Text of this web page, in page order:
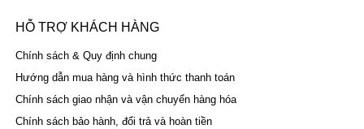
HỖ TRỢ KHÁCH HÀNG
Chính sách & Quy định chung
Hướng dẫn mua hàng và hình thức thanh toán
Chính sách giao nhận và vận chuyển hàng hóa
Chính sách bảo hành, đổi trả và hoàn tiền